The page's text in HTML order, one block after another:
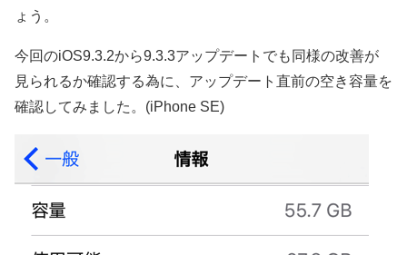
ょう。
今回のiOS9.3.2から9.3.3アップデートでも同様の改善が
見られるか確認する為に、アップデート直前の空き容量を
確認してみました。(iPhone SE)